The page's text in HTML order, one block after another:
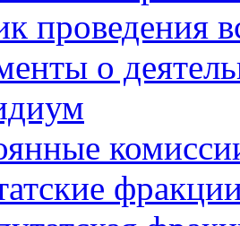
проведения
о